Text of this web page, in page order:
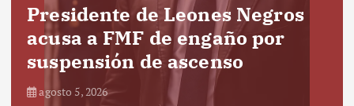
Presidente de Leones Negros
acusa a FMF de engaño por
suspensión de ascenso
agosto 5, 2026